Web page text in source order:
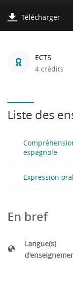
Télécharger
ECTS
4 crédits
Liste des
espagnole
Expression
En bref
Langue(s)